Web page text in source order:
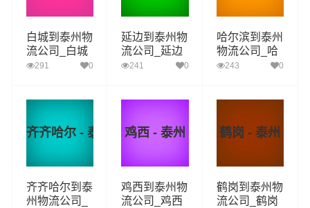
白城到泰州物
流公司_白城
到泰州货运_
291 0
延边到泰州物
流公司_延边
到泰州货运_
241 0
哈尔滨到泰州
物流公司_哈
尔滨到泰州货
243 0
齐齐哈尔 - 泰州
齐齐哈尔到泰
州物流公司_
鸡西 - 泰州
鸡西到泰州物
流公司_鸡西
鹤岗 - 泰州
鹤岗到泰州物
流公司_鹤岗